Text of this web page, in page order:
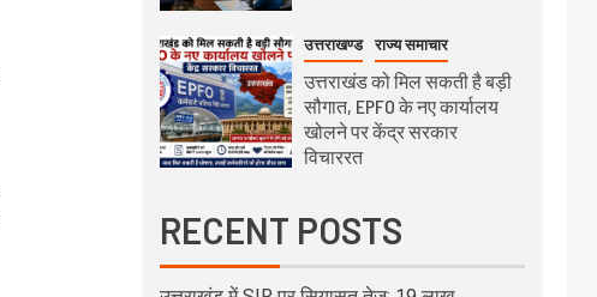
उत्तराखण्ड राज्य समाचार
उत्तराखंड को मिल सकती है बड़ी
सौगात, EPFO के नए कार्यालय
खोलने पर केंद्र सरकार
विचाररत
RECENT POSTS